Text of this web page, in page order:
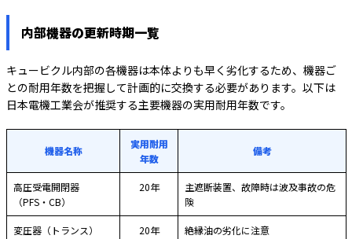
内部機器の更新時期一覧
キュービクル内部の各機器は本体よりも早く劣化するため、機器ご
との耐用年数を把握して計画的に交換する必要があります。以下は
日本電機工業会が推奨する主要機器の実用耐用年数です。
機器名称
実用耐用
年数
備考
高圧受電開閉器
（PFS・CB）
20年
主遮断装置、故障時は波及事故の危
険
変圧器（トランス） 20年 絶縁油の劣化に注意